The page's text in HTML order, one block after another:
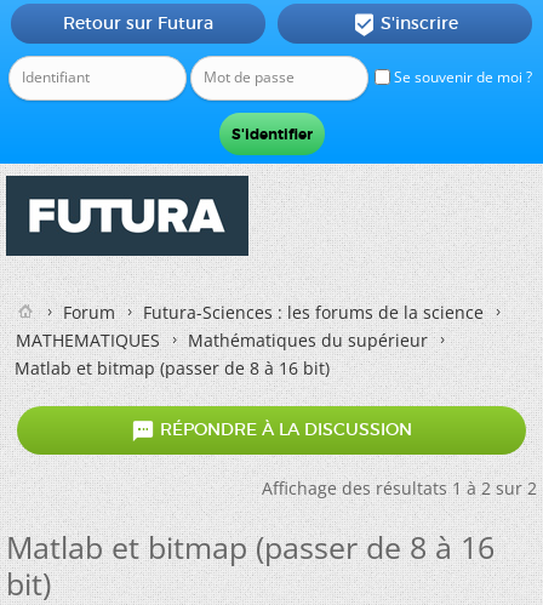
Se souvenir de moi ?
Retour sur Futura  S'inscrire
Forum
Futura-Sciences : les forums de la science
MATHEMATIQUES
Mathématiques du supérieur
Matlab et bitmap (passer de 8 à 16 bit)
 RÉPONDRE À LA DISCUSSION
Affichage des résultats 1 à 2 sur 2
Matlab et bitmap (passer de 8 à 16
bit)